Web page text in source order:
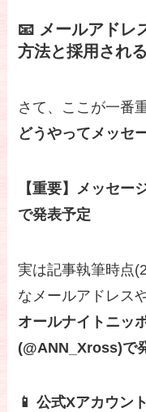
📧 メールアドレ
方法と採用され
さて、ここが一番
どうやってメッセ
【重要】メッセー
で発表予定
実は記事執筆時点
なメールアドレス
オールナイトニッ
(@ANN_Xross)で
📱 公式Xアカウント